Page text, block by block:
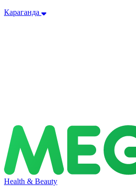
Караганда
Health & Beauty